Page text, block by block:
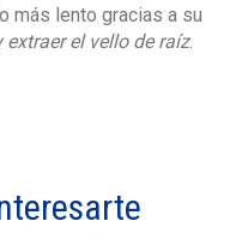
más lento gracias a su
el vello de raíz.